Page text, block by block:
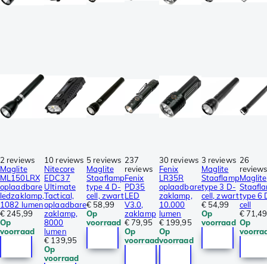
2 reviews
Maglite
ML150LRX
oplaadbare
ledzaklamp,
1082 lumen
€ 245,99
Op
voorraad
10 reviews
Nitecore
EDC37
Ultimate
Tactical,
oplaadbare
zaklamp,
8000
lumen
€ 139,95
Op
voorraad
5 reviews
Maglite
Staaflamp
type 4 D-
cell, zwart
€ 58,99
Op
voorraad
237
reviews
Fenix
PD35
LED
V3.0,
zaklamp
€ 79,95
Op
voorraad
30 reviews
Fenix
LR35R
oplaadbare
zaklamp,
10.000
lumen
€ 199,95
Op
voorraad
3 reviews
Maglite
Staaflamp
type 3 D-
cell, zwart
€ 54,99
Op
voorraad
26
reviews
Maglite
type 6
cell
€ 71,49
Op